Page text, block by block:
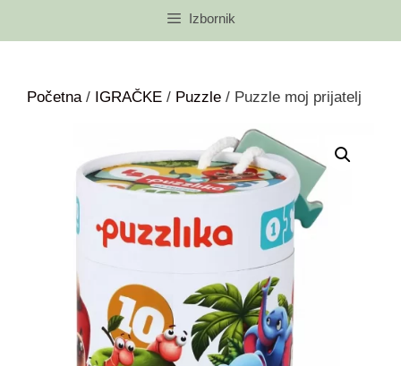
Izbornik
Početna/ IGRAČKE / Puzzle / Puzzle moj prijatelj